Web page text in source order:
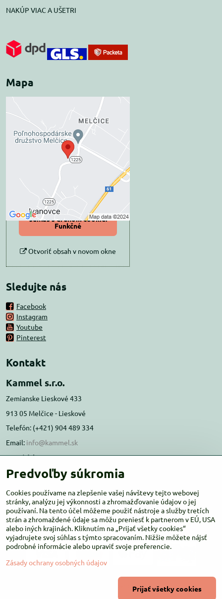
NAKÚP VIAC A UŠETRI
Mapa
Externý obsah je
blokovaný Voľbami
súkromia
Prajete si načítať externý obsah?
Povoliť tentokrát
Povoliť a zapamätať -
súhlas s druhom cookie:
Funkčné
Otvoriť obsah v novom okne
Sledujte nás
Facebook
Instagram
Youtube
Pinterest
Kontakt
Kammel s.r.o.
Zemianske Lieskové 433
913 05 Melčice - Lieskové
Telefón: (+421) 904 489 334
Email: info@kammel.sk
Prevádzka:
Administratívna budova PD Melčice
Otváracie hodiny:PO-ŠT 8:00 - 16:00
PIA-NE Zatvorené
Copyright
Zásady ochrany osobných údajov
Predvoľby súkromia
Cookies používame na zlepšenie vašej návštevy tejto webovej
stránky, analýzu jej výkonnosti a zhromažďovanie údajov o jej
používaní. Na tento účel môžeme použiť nástroje a služby tretích
strán a zhromaždené údaje sa môžu preniesť k partnerom v EÚ, USA
alebo iných krajinách. Kliknutím na „Prijať všetky cookies“
vyjadrujete svoj súhlas s týmto spracovaním. Nižšie môžete nájsť
podrobné informácie alebo upraviť svoje preferencie.
Zásady ochrany osobných údajov
Prijať všetky cookies